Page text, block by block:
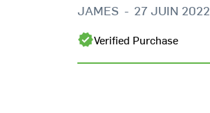
JAMES - 27 JUIN 2022
Verified Purchase